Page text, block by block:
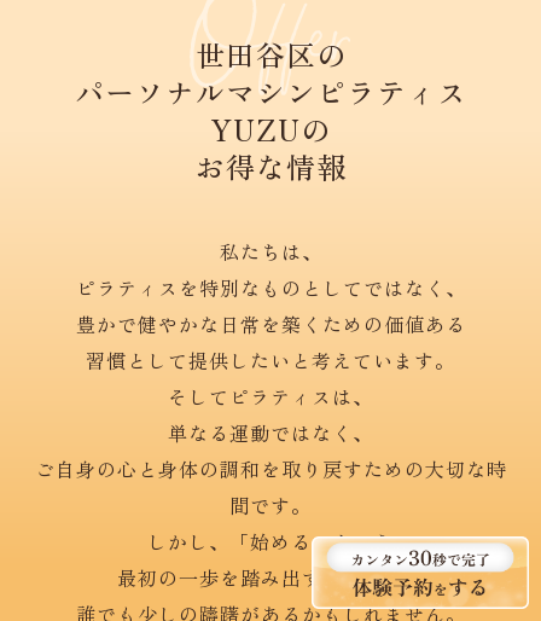
世田谷区の
パーソナルマシンピラティス
YUZUの
お得な情報
私たちは、
ピラティスを特別なものとしてではなく、
豊かで健やかな日常を築くための価値ある
習慣として提供したいと考えています。
そしてピラティスは、
単なる運動ではなく、
ご自身の心と身体の調和を取り戻すための大切な時
間です。
しかし、「始める」という
最初の一歩を踏み出すことには、
誰でも少しの躊躇があるかもしれません。